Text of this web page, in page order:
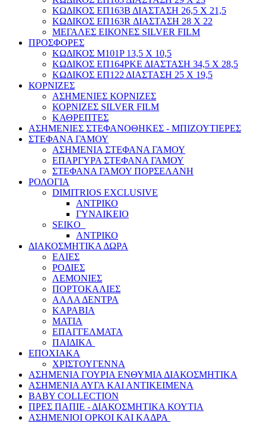
ΚΩΔΙΚΟΣ ΕΠ163Β ΔΙΑΣΤΑΣΗ 26,5 Χ 21,5
ΚΩΔΙΚΟΣ ΕΠ163R ΔΙΑΣΤΑΣΗ 28 Χ 22
ΜΕΓΑΛΕΣ ΕΙΚΟΝΕΣ SILVER FILM
ΠΡΟΣΦΟΡΕΣ
ΚΩΔΙΚΟΣ Μ101P 13,5 Χ 10,5
ΚΩΔΙΚΟΣ ΕΠ164ΡΚΕ ΔΙΑΣΤΑΣΗ 34,5 Χ 28,5
ΚΩΔΙΚΟΣ ΕΠ122 ΔΙΑΣΤΑΣΗ 25 Χ 19,5
ΚΟΡΝΙΖΕΣ
ΑΣΗΜΕΝΙΕΣ ΚΟΡΝΙΖΕΣ
ΚΟΡΝΙΖΕΣ SILVER FILM
ΚΑΘΡΕΠΤΕΣ
ΑΣΗΜΕΝΙΕΣ ΣΤΕΦΑΝΟΘΗΚΕΣ - ΜΠΙΖΟΥΤΙΕΡΕΣ
ΣΤΕΦΑΝΑ ΓΑΜΟΥ
ΑΣΗΜΕΝΙΑ ΣΤΕΦΑΝΑ ΓΑΜΟΥ
ΕΠΑΡΓΥΡΑ ΣΤΕΦΑΝΑ ΓΑΜΟΥ
ΣΤΕΦΑΝΑ ΓΑΜΟΥ ΠΟΡΣΕΛΑΝΗ
ΡΟΛΟΓΙΑ
DIMITRIOS EXCLUSIVE
ΑΝΤΡΙΚΟ
ΓΥΝΑΙΚEIΟ
SEIKO
ΑΝΤΡΙΚΟ
ΔΙΑΚΟΣΜΗΤΙΚΑ ΔΩΡΑ
ΕΛΙΕΣ
ΡΟΔΙΕΣ
ΛΕΜΟΝΙΕΣ
ΠΟΡΤΟΚΑΛΙΕΣ
ΑΛΛΑ ΔΕΝΤΡΑ
ΚΑΡΑΒΙΑ
ΜΑΤΙΑ
ΕΠΑΓΓΕΛΜΑΤΑ
ΠΑΙΔΙΚΑ
ΕΠΟΧΙΑΚΑ
ΧΡΙΣΤΟΥΓΕΝΝΑ
ΑΣΗΜΕΝΙΑ ΓΟΥΡΙΑ ΕΝΘΥΜΙΑ ΔΙΑΚΟΣΜΗΤΙΚΑ
ΑΣΗΜΕΝΙΑ ΑΥΓΑ ΚΑΙ ΑΝΤΙΚΕΙΜΕΝΑ
BABY COLLECTION
ΠΡΕΣ ΠΑΠΙΕ - ΔΙΑΚΟΣΜΗΤΙΚΑ ΚΟΥΤΙΑ
ΑΣΗΜΕΝΙΟΙ ΟΡΚΟΙ ΚΑΙ ΚΑΔΡΑ